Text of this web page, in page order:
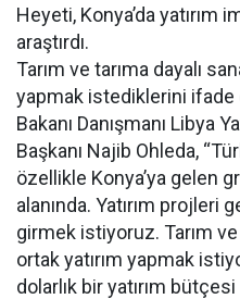
Heyeti, Konya’da yatırım
araştırdı.
Tarım ve tarıma dayalı
yapmak istediklerini ifade
Bakanı Danışmanı Libya
Başkanı Najib Ohleda,
özellikle Konya’ya gelen
alanında. Yatırım projleri
girmek istiyoruz. Tarım ve
ortak yatırım yapmak
dolarlık bir yatırım